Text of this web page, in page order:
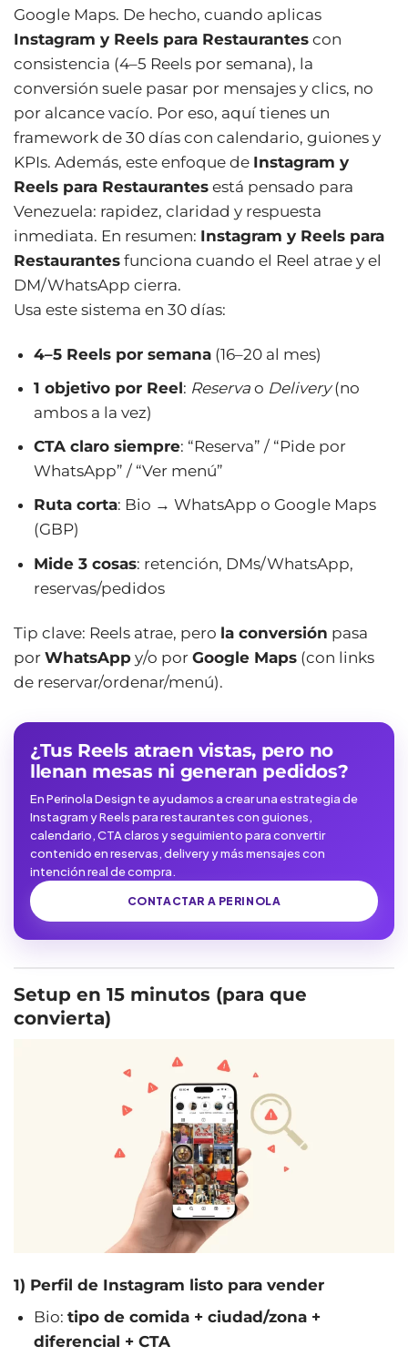
Google Maps. De hecho, cuando aplicas
Instagram y Reels para Restaurantes con
consistencia (4–5 Reels por semana), la
conversión suele pasar por mensajes y clics, no
por alcance vacío. Por eso, aquí tienes un
framework de 30 días con calendario, guiones y
KPIs. Además, este enfoque de Instagram y
Reels para Restaurantes está pensado para
Venezuela: rapidez, claridad y respuesta
inmediata. En resumen: Instagram y Reels para
Restaurantes funciona cuando el Reel atrae y el
DM/WhatsApp cierra.
Usa este sistema en 30 días:
4–5 Reels por semana (16–20 al mes)
1 objetivo por Reel: Reserva o Delivery(no
ambos a la vez)
CTA claro siempre: “Reserva” / “Pide por
WhatsApp” / “Ver menú”
Ruta corta: Bio → WhatsApp o Google Maps
(GBP)
Mide 3 cosas: retención, DMs/WhatsApp,
reservas/pedidos
Tip clave: Reels atrae, pero la conversión pasa
por WhatsApp y/o por Google Maps (con links
de reservar/ordenar/menú).
¿Tus Reels atraen vistas, pero no
llenan mesas ni generan pedidos?
En Perinola Design te ayudamos a crear una estrategia de
Instagram y Reels para restaurantes con guiones,
calendario, CTA claros y seguimiento para convertir
contenido en reservas, delivery y más mensajes con
intención real de compra.
CONTACTAR A PERINOLA
Setup en 15 minutos (para que
convierta)
1) Perfil de Instagram listo para vender
Bio:tipo de comida + ciudad/zona +
diferencial + CTA